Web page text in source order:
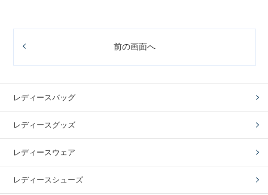
前の画面へ
レディースバッグ
レディースグッズ
レディースウェア
レディースシューズ